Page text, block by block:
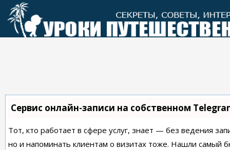
Перейти
контенту
Сервис онлайн-записи на собственном
Тот, кто работает в сфере услуг, знает — без ведения
но и напоминать клиентам о визитах тоже. Нашли самый